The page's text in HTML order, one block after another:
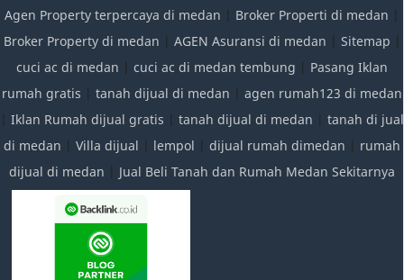
Agen Property terpercaya di medan | Broker Properti di medan |
Broker Property di medan | AGEN Asuransi di medan | Sitemap |
cuci ac di medan | cuci ac di medan tembung | Pasang Iklan
rumah gratis | tanah dijual di medan | agen rumah123 di medan
| Iklan Rumah dijual gratis | tanah dijual di medan | tanah di jual
di medan | Villa dijual | lempol | dijual rumah dimedan | rumah
dijual di medan | Jual Beli Tanah dan Rumah Medan Sekitarnya